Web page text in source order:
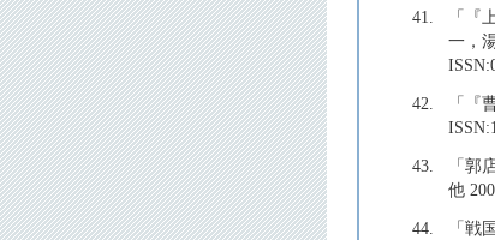
41.
「『
一，
42.
「『
43.
「郭
他
44.
「戦